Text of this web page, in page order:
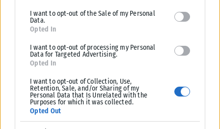
I want to opt-out of the Sale of my Personal
Data.
Opted In
I want to opt-out of processing my Personal
Data for Targeted Advertising.
Opted In
I want to opt-out of Collection, Use,
Retention, Sale, and/or Sharing of my
Personal Data that Is Unrelated with the
Purposes for which it was collected.
Opted Out
Θεσσαλονίκη: Αναρτήθηκε o διαγωνισμός για την ανάπλαση
της ΔΕΘ
Ο διαγωνισμός για την ανάπλαση της ΔΕΘ- Helexpo αναρτήθηκε στην
ιστοσελίδα της Μονάδας Στρατηγικών Συμβάσεων (Project Preparation
Facility – PPF) ...
ΑΝΑΡΤΉΘΗΚΕ ΑΠΌ